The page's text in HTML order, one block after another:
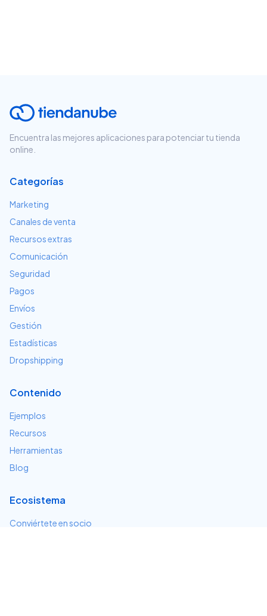
Encuentra las mejores aplicaciones para potenciar tu tienda
online.
Categorías
Marketing
Canales de venta
Recursos extras
Comunicación
Seguridad
Pagos
Envíos
Gestión
Estadísticas
Dropshipping
Contenido
Ejemplos
Recursos
Herramientas
Blog
Ecosistema
Conviértete en socio